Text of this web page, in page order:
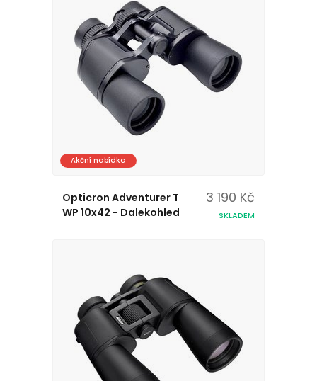
Akční nabídka
Opticron Adventurer T
WP 10x42 - Dalekohled
3 190 Kč
SKLADEM